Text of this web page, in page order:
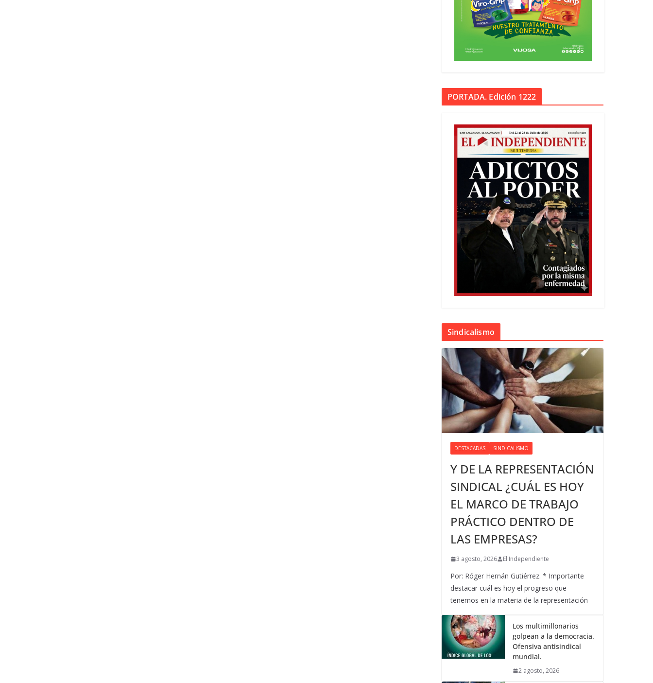
PORTADA. Edición 1222
Sindicalismo
DESTACADAS SINDICALISMO
Y DE LA REPRESENTACIÓN
SINDICAL ¿CUÁL ES HOY
EL MARCO DE TRABAJO
PRÁCTICO DENTRO DE
LAS EMPRESAS?
3 agosto, 2026 El Independiente
Por: Róger Hernán Gutiérrez. * Importante
destacar cuál es hoy el progreso que
tenemos en la materia de la representación
Los multimillonarios
golpean a la democracia.
Ofensiva antisindical
mundial.
2 agosto, 2026